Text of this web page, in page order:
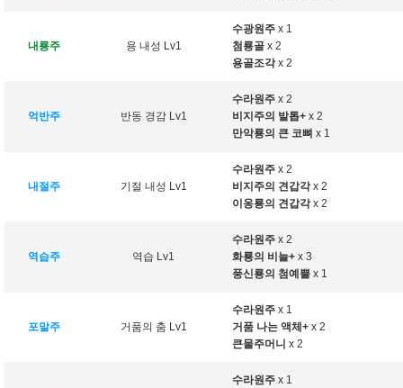
내룡주 용 내성 Lv1
수광원주 x 1
첨룡골 x 2
용골조각x 2
억반주 반동 경감 Lv1
수라원주 x 2
비지주의 발톱+ x 2
만악룡의 큰 코뼈 x 1
내절주 기절 내성 Lv1
수라원주 x 2
비지주의 견갑각x 2
이옹룡의 견갑각x 2
역습주 역습 Lv1
수라원주 x 2
화룡의 비늘+ x 3
풍신룡의 첨예뿔 x 1
포말주 거품의 춤 Lv1
수라원주 x 1
거품 나는 액체+ x 2
큰물주머니 x 2
수라원주 x 1